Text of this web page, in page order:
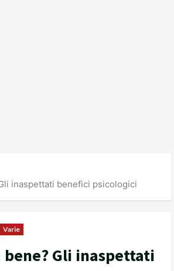
inaspettati benefici psicologici
Varie
Gli inaspettati